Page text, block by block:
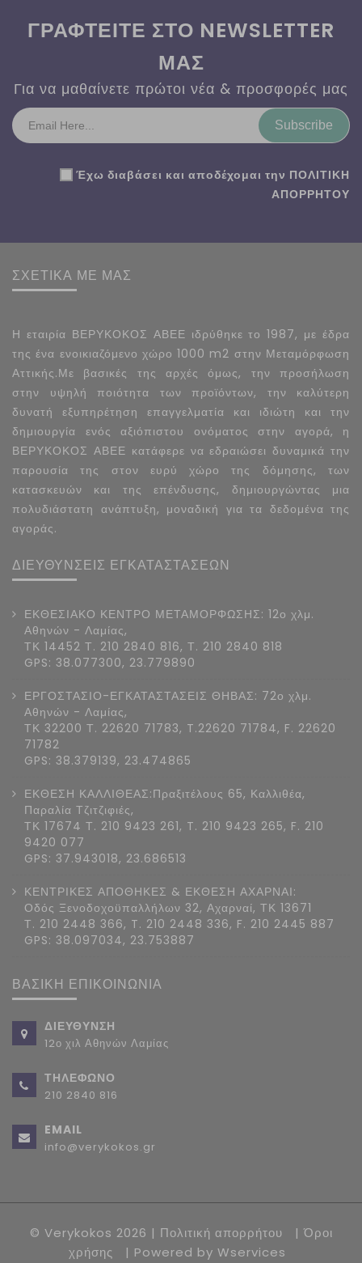
ΓΡΑΦΤΕΙΤΕ ΣΤΟ NEWSLETTER
ΜΑΣ
Για να μαθαίνετε πρώτοι νέα & προσφορές μας
Subscribe
Έχω διαβάσει και αποδέχομαι την ΠΟΛΙΤΙΚΗ
ΑΠΟΡΡΗΤΟΥ
ΣΧΕΤΙΚΑ ΜΕ ΜΑΣ
Η εταιρία ΒΕΡΥΚΟΚΟΣ ΑΒΕΕ ιδρύθηκε το 1987, με έδρα
της ένα ενοικιαζόμενο χώρο 1000 m2 στην Μεταμόρφωση
Αττικής.Με βασικές της αρχές όμως, την προσήλωση
στην υψηλή ποιότητα των προϊόντων, την καλύτερη
δυνατή εξυπηρέτηση επαγγελματία και ιδιώτη και την
δημιουργία ενός αξιόπιστου ονόματος στην αγορά, η
ΒΕΡΥΚΟΚΟΣ ΑΒΕΕ κατάφερε να εδραιώσει δυναμικά την
παρουσία της στον ευρύ χώρο της δόμησης, των
κατασκευών και της επένδυσης, δημιουργώντας μια
πολυδιάστατη ανάπτυξη, μοναδική για τα δεδομένα της
αγοράς.
ΔΙΕΥΘΥΝΣΕΙΣ ΕΓΚΑΤΑΣΤΑΣΕΩΝ
ΕΚΘΕΣΙΑΚΟ ΚΕΝΤΡΟ ΜΕΤΑΜΟΡΦΩΣΗΣ: 12ο χλμ.
Αθηνών - Λαμίας,
ΤΚ 14452 Τ. 210 2840 816, Τ. 210 2840 818
GPS: 38.077300, 23.779890
ΕΡΓΟΣΤΑΣΙΟ-ΕΓΚΑΤΑΣΤΑΣΕΙΣ ΘΗΒΑΣ: 72ο χλμ.
Αθηνών - Λαμίας,
ΤΚ 32200 Τ. 22620 71783, T.22620 71784, F. 22620
71782
GPS: 38.379139, 23.474865
ΕΚΘΕΣΗ ΚΑΛΛΙΘΕΑΣ:Πραξιτέλους 65, Καλλιθέα,
Παραλία Τζιτζιφιές,
ΤΚ 17674 Τ. 210 9423 261, T. 210 9423 265, F. 210
9420 077
GPS: 37.943018, 23.686513
ΚΕΝΤΡΙΚΕΣ ΑΠΟΘΗΚΕΣ & ΕΚΘΕΣΗ ΑΧΑΡΝΑΙ:
Οδός Ξενοδοχοϋπαλλήλων 32, Αχαρναί, ΤΚ 13671
Τ. 210 2448 366, T. 210 2448 336, F. 210 2445 887
GPS: 38.097034, 23.753887
ΒΑΣΙΚΗ ΕΠΙΚΟΙΝΩΝΙΑ
ΔΙΕΥΘΥΝΣΗ
12ο χιλ Αθηνών Λαμίας
ΤΗΛΕΦΩΝΟ
210 2840 816
EMAIL
info@verykokos.gr
© Verykokos 2026 | Πολιτική απορρήτου |Όροι
χρήσης
| Powered by Wservices